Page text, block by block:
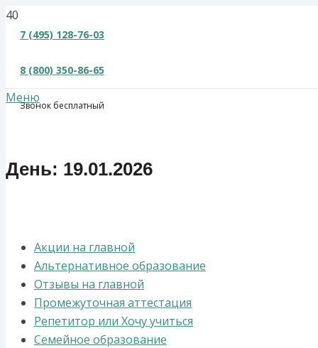
7 (495) 128-76-03
8 (800) 350-86-65
Звонок бесплатный
Меню
День: 19.01.2026
Акции на главной
Альтернативное образование
Отзывы на главной
Промежуточная аттестация
Репетитор или Хочу учиться
Семейное образование